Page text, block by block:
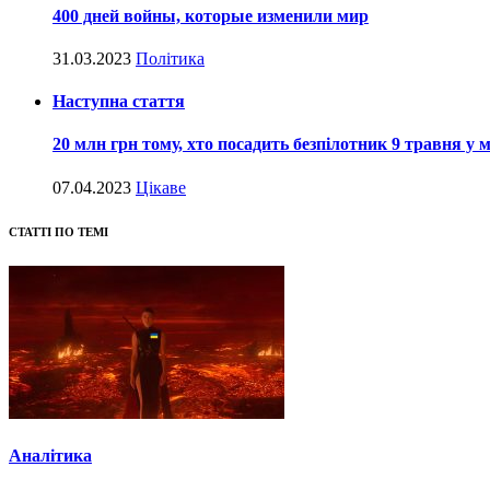
400 дней войны, которые изменили мир
31.03.2023 Політика
Наступна стаття
20 млн грн тому, хто посадить безпілотник 9 травня у
07.04.2023 Цікаве
СТАТТІ ПО ТЕМІ
Аналітика